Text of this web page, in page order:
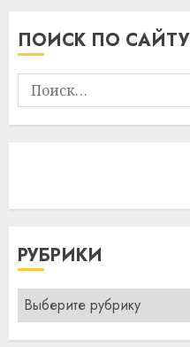
ПОИСК ПО САЙТУ
Найти:
РУБРИКИ
Рубрики